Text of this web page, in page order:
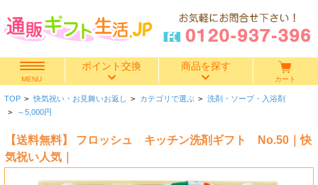
MENU
ポイント交換 商品を探す
快気祝い
香典返し
カート
TOP > 快気祝い・お見舞いお返し > カテゴリで選ぶ > 洗剤・ソープ・入浴剤
> ～5,000円
【送料無料】 フロッシュ キッチン洗剤ギフト No.50｜快
気祝い人気｜